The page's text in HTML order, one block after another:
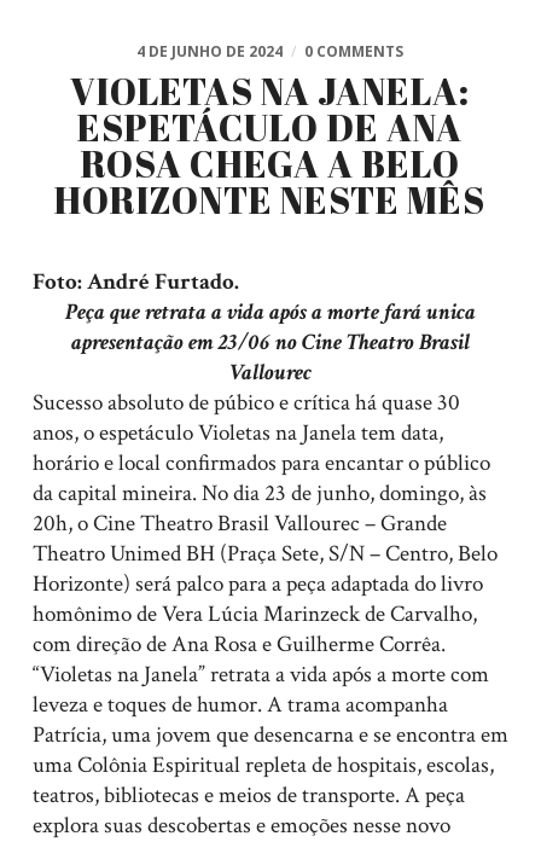
4 DE JUNHO DE 2024 / 0 COMMENTS
VIOLETAS NA JANELA:
ESPETÁCULO DE ANA
ROSA CHEGA A BELO
HORIZONTE NESTE MÊS
Foto: André Furtado.
Peça que retrata a vida após a morte fará unica
apresentação em 23/06 no Cine Theatro Brasil
Vallourec
Sucesso absoluto de púbico e crítica há quase 30
anos, o espetáculo Violetas na Janela tem data,
horário e local confirmados para encantar o público
da capital mineira. No dia 23 de junho, domingo, às
20h, o Cine Theatro Brasil Vallourec – Grande
Theatro Unimed BH (Praça Sete, S/N – Centro, Belo
Horizonte) será palco para a peça adaptada do livro
homônimo de Vera Lúcia Marinzeck de Carvalho,
com direção de Ana Rosa e Guilherme Corrêa.
“Violetas na Janela” retrata a vida após a morte com
leveza e toques de humor. A trama acompanha
Patrícia, uma jovem que desencarna e se encontra em
uma Colônia Espiritual repleta de hospitais, escolas,
teatros, bibliotecas e meios de transporte. A peça
explora suas descobertas e emoções nesse novo